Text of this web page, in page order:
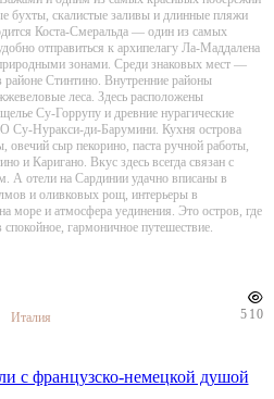
бухты, скалистые заливы и длинные пляжи
Коста-Смеральда — один из самых
отправиться к архипелагу Ла-Маддалена
зонами. Среди знаковых мест —
Стинтино. Внутренние районы
леса. Здесь расположены
Су-Горрупу и древние нурагические
Нуракси-ди-Барумини. Кухня острова
овечий сыр пекорино, паста ручной работы,
и Каригано. Вкус здесь всегда связан с
А отели на Сардинии удачно вписаны в
и оливковых рощ, интерьеры в
море и атмосфера уединения. Это остров, где
гармоничное путешествие.
Италия
510
с французско-немецкой душой